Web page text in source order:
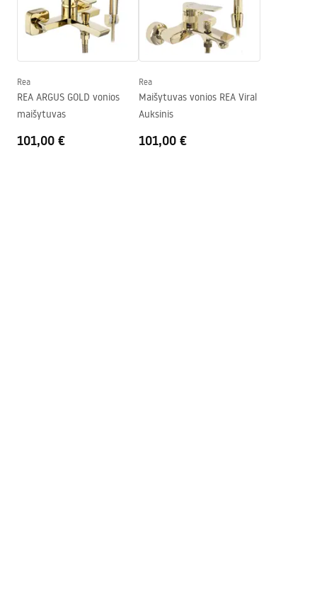
Aukštis
580mm
Montavimo pusė
Kairė
Kamštis ir sifonas komplekte
Garantija
Saugos informacija
WARUNKI_BEZPIECZENSTWA_WANNY.pdf
Warranty_Terms_and_Conditions_Bathtubs.pdf
Rea
REA ARGUS GOLD vonios
maišytuvas
101,00 €
Rea
Maišytuvas vonios REA Viral
Auksinis
101,00 €